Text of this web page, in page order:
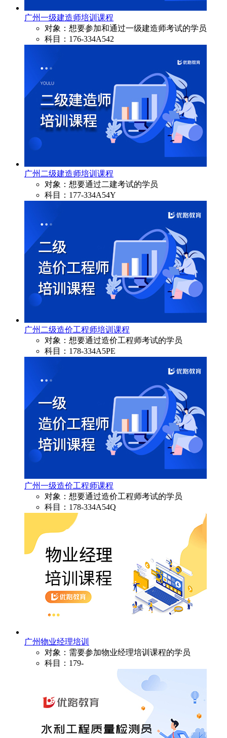
广州一级建造师培训课程
对象：想要参加和通过一级建造师考试的学员
科目：176-334A542
广州二级建造师培训课程
对象：想要通过二建考试的学员
科目：177-334A54Y
广州二级造价工程师培训课程
对象：想要通过造价工程师考试的学员
科目：178-334A5PE
广州一级造价工程师课程
对象：想要通过造价工程师考试的学员
科目：178-334A54Q
广州物业经理培训
对象：需要参加物业经理培训课程的学员
科目：179-